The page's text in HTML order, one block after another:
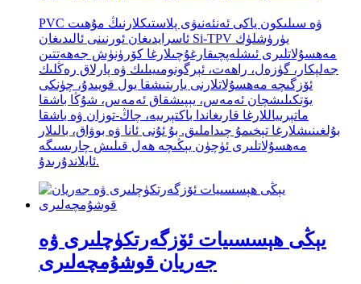
PVC ۋە سىلىكون ياكى ئەنئەنىۋى پلاستىكلارنىڭ مۇھىت
ئاسرايدىغان ئورنىنى ئالىدىغان Si-TPV يۈرۈشلۈك
مەھسۇلاتلىرى ئىشلەپچىقارغۇچىلارغا كۆرۈنۈش جەھەتتىن
جەلپكار، گۈزەل، راھەت، ئېرگونومىيىلىك ۋە پارلاق رەڭلىك
ئۆزگىچە مەھسۇلاتلارنى يارىتىشقا يول قويىدۇ، چۈنكى
يۆتكىلىشچان ئەمەس، يېپىشقاق ئەمەس، شۇڭا باشقا
ماتېرىياللارغا قارىغاندا باكتېرىيە، چاڭ-توزان ۋە باشقا
بۇلغىنىشلارغا تېخىمۇ چىداملىق. بۇ ئۇنى ئانا ۋە بوۋاق، بالىلار
مەھسۇلاتلىرى ئۈچۈن يېڭىچە ھەل قىلىش چارىسىگە
ئايلاندۇرىدۇ.
يېڭى ھېسسىيات ئۆزگەرتكۈچلىرى ۋە
جەريان قوشۇمچەلىرى